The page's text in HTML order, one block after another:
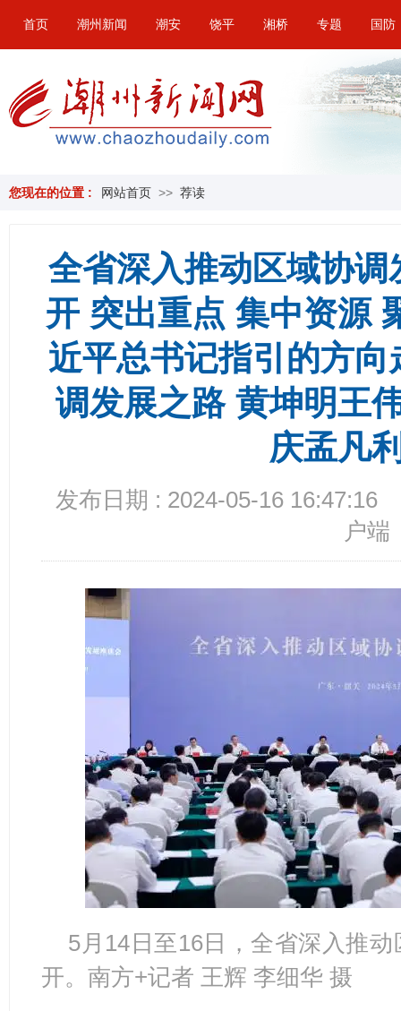
首页 潮州新闻 潮安 饶平 湘桥 专题 国防
您现在的位置 : 网站首页 >> 荐读
全省深入推动区域协
开 突出重点 集中资源
近平总书记指引的方
调发展之路 黄坤明王
庆孟凡
发布日期 : 2024-05-16 16:47:16
户端
5月14日至16日，全省深入推
开。南方+记者 王辉 李细华 摄